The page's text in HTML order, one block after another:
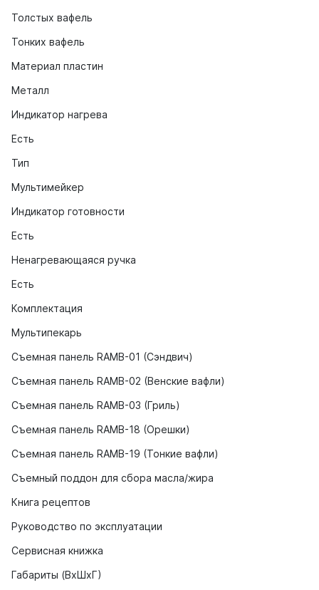
Толстых вафель
Тонких вафель
Материал пластин
Металл
Индикатор нагрева
Есть
Тип
Мультимейкер
Индикатор готовности
Есть
Ненагревающаяся ручка
Есть
Комплектация
Мультипекарь
Съемная панель RAMB-01 (Сэндвич)
Съемная панель RAMB-02 (Венские вафли)
Съемная панель RAMB-03 (Гриль)
Съемная панель RAMB-18 (Орешки)
Съемная панель RAMB-19 (Тонкие вафли)
Съемный поддон для сбора масла/жира
Книга рецептов
Руководство по эксплуатации
Сервисная книжка
Габариты (ВхШхГ)